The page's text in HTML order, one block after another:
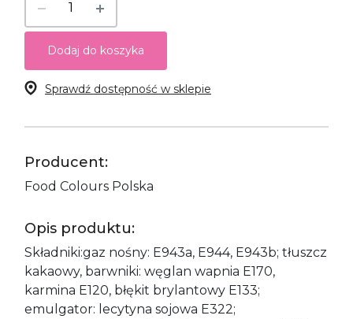
Dodaj do koszyka
Sprawdź dostępność w sklepie
Producent:
Food Colours Polska
Opis produktu:
Składniki:gaz nośny: E943a, E944, E943b; tłuszcz
kakaowy, barwniki: węglan wapnia E170,
karmina E120, błękit brylantowy E133;
emulgator: lecytyna sojowa E322;